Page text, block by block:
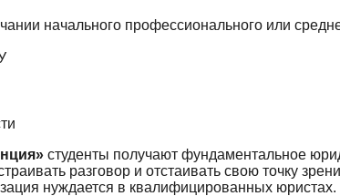
начального профессионального или
студенты получают фундаментальное
разговор и отстаивать свою точку
нуждается в квалифицированных юристах.